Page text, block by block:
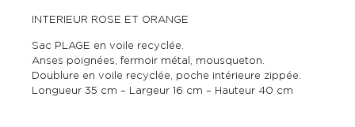
INTERIEUR ROSE ET ORANGE
Sac PLAGE en voile recyclée.
Anses poignées, fermoir métal, mousqueton.
Doublure en voile recyclée, poche intérieure zippée.
Longueur 35 cm – Largeur 16 cm – Hauteur 40 cm